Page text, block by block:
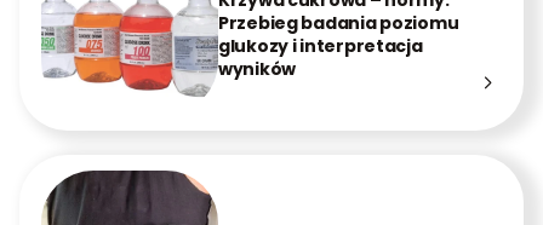
Przebieg badania poziomu
glukozy i interpretacja
wyników